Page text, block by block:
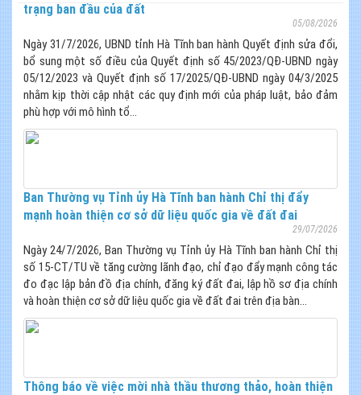
trạng ban đầu của đất
05/08/2026
Ngày 31/7/2026, UBND tỉnh Hà Tĩnh ban hành Quyết định sửa đổi,
bổ sung một số điều của Quyết định số 45/2023/QĐ-UBND ngày
05/12/2023 và Quyết định số 17/2025/QĐ-UBND ngày 04/3/2025
nhằm kịp thời cập nhật các quy định mới của pháp luật, bảo đảm
phù hợp với mô hình tổ...
Ban Thường vụ Tỉnh ủy Hà Tĩnh ban hành Chỉ thị đẩy
mạnh hoàn thiện cơ sở dữ liệu quốc gia về đất đai
29/07/2026
Ngày 24/7/2026, Ban Thường vụ Tỉnh ủy Hà Tĩnh ban hành Chỉ thị
số 15-CT/TU về tăng cường lãnh đạo, chỉ đạo đẩy mạnh công tác
đo đạc lập bản đồ địa chính, đăng ký đất đai, lập hồ sơ địa chính
và hoàn thiện cơ sở dữ liệu quốc gia về đất đai trên địa bàn...
Thông báo về việc mời nhà thầu thương thảo, hoàn thiện